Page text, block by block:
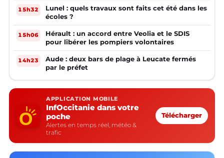
15h32
Lunel : quels travaux sont faits cet été dans les
écoles ?
15h06
Hérault : un accord entre Veolia et le SDIS
pour libérer les pompiers volontaires
14h23
Aude : deux bars de plage à Leucate fermés
par le préfet
APPLICATION MOBILE
InfOccitanie dans votre
poche
Alertes en temps réel, météo &
trafic
Télécharger